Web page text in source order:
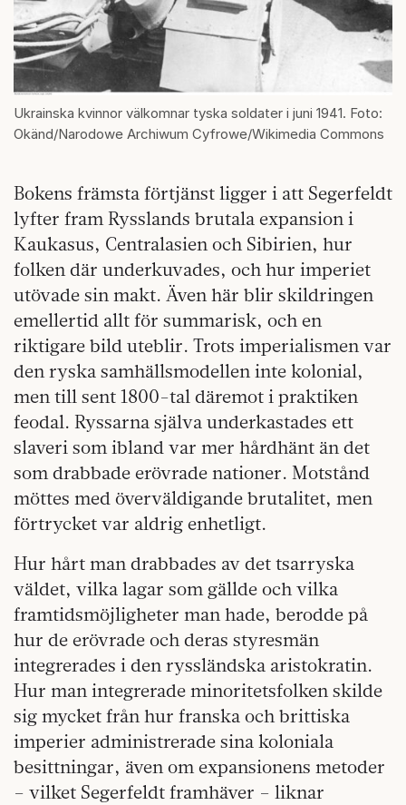
Ukrainska kvinnor välkomnar tyska soldater i juni 1941. Foto:
Okänd/Narodowe Archiwum Cyfrowe/Wikimedia Commons
Bokens främsta förtjänst ligger i att Segerfeldt
lyfter fram Rysslands brutala expansion i
Kaukasus, Centralasien och Sibirien, hur
folken där underkuvades, och hur imperiet
utövade sin makt. Även här blir skildringen
emellertid allt för summarisk, och en
riktigare bild uteblir. Trots imperialismen var
den ryska samhällsmodellen inte kolonial,
men till sent 1800-tal däremot i praktiken
feodal. Ryssarna själva underkastades ett
slaveri som ibland var mer hårdhänt än det
som drabbade erövrade nationer. Motstånd
möttes med överväldigande brutalitet, men
förtrycket var aldrig enhetligt.
Hur hårt man drabbades av det tsarryska
väldet, vilka lagar som gällde och vilka
framtidsmöjligheter man hade, berodde på
hur de erövrade och deras styresmän
integrerades i den ryssländska aristokratin.
Hur man integrerade minoritetsfolken skilde
sig mycket från hur franska och brittiska
imperier administrerade sina koloniala
besittningar, även om expansionens metoder
– vilket Segerfeldt framhäver – liknar